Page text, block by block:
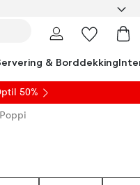
& Borddekking
50%
Poppi